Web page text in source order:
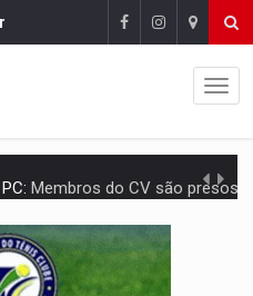
Membros do CV são presos com armas e drogas
Espetáculo As Marias Somos Nós será
após furto de motocicleta em frente